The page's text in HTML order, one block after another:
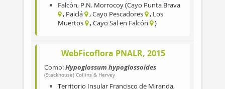
Falcón, P.N. Morrocoy Cayo Punta Brava
Paiclá
Cayo Pescadores
Los
Muertos
Cayo Sal en Falcón
WebFicoflora PNALR, 2015
Como:Hypoglossum hypoglossoides
(Stackhouse) Collins & Hervey
Territorio Insular Francisco de Miranda,